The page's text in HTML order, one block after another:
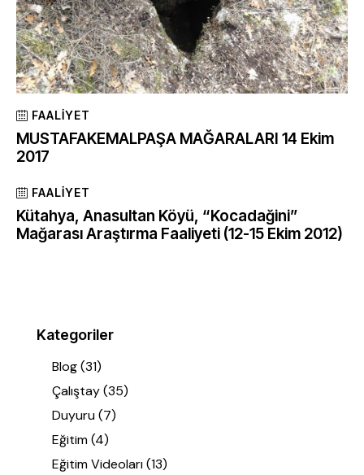
FAALIYET
MUSTAFAKEMALPAŞA MAĞARALARI 14 Ekim
2017
FAALIYET
Kütahya, Anasultan Köyü, “Kocadağini”
Mağarası Araştırma Faaliyeti (12-15 Ekim 2012)
Kategoriler
Blog(31)
Çalıştay(35)
Duyuru(7)
Eğitim(4)
Eğitim Videoları(13)